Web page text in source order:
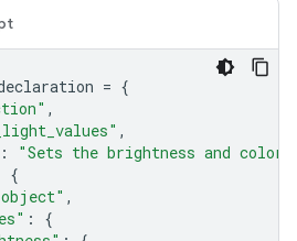
= {
,
,
:
"Sets the brightness and
{
,
:
{